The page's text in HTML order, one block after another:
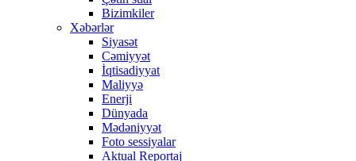
Bizimkiler
Xəbərlər
Siyasət
Cəmiyyət
İqtisadiyyat
Maliyyə
Enerji
Dünyada
Mədəniyyət
Foto sessiyalar
Aktual Reportaj